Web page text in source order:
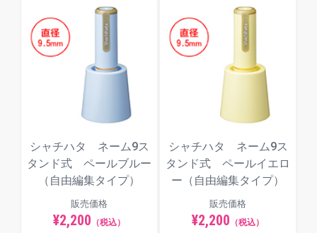
シャチハタ ネーム9ス
タンド式 ペールブルー
（自由編集タイプ）
販売価格
¥2,200 （税込）
シャチハタ ネーム9ス
タンド式 ペールイエロ
ー（自由編集タイプ）
販売価格
¥2,200 （税込）